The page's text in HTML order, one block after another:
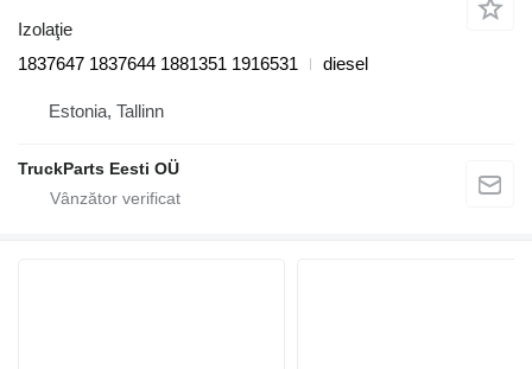
Izolaţie
1837647 1837644 1881351 1916531
diesel
Estonia, Tallinn
TruckParts Eesti OÜ